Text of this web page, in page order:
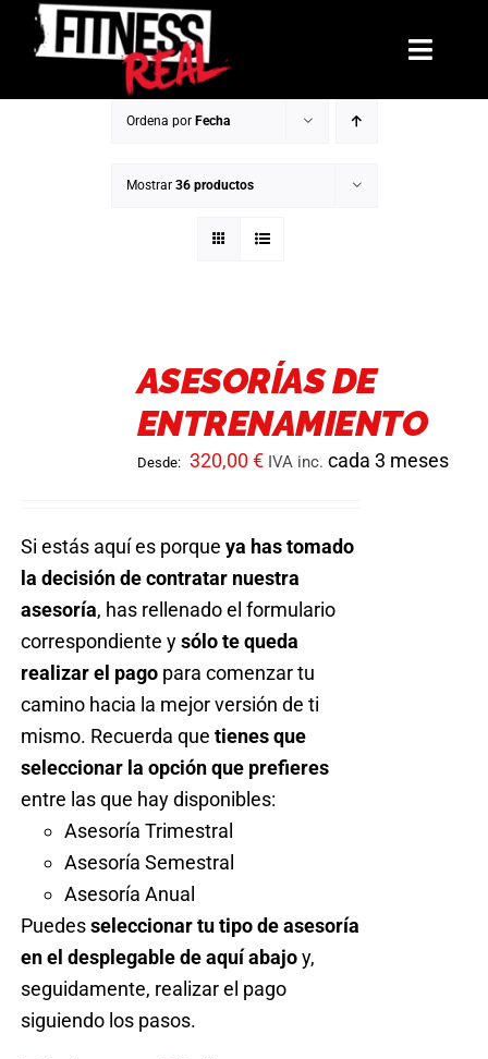
Saltar
Mentorías
Libros
Blog
Contacto
Ordena por Fecha
Mostrar 36 productos
ASESORÍAS DE
ENTRENAMIENTO
Desde: 320,00 € IVA inc. cada 3 meses
Si estás aquí es porque ya has tomado
la decisión de contratar nuestra
asesoría, has rellenado el formulario
correspondiente ysólo te queda
realizar el pagopara comenzar tu
camino hacia la mejor versión de ti
mismo. Recuerda que tienes que
seleccionar la opción que prefieres
entre las que hay disponibles:
Asesoría Trimestral
Asesoría Semestral
Asesoría Anual
Puedesseleccionar tu tipo de asesoría
en el desplegable de aquí abajoy,
seguidamente, realizar el pago
siguiendo los pasos.